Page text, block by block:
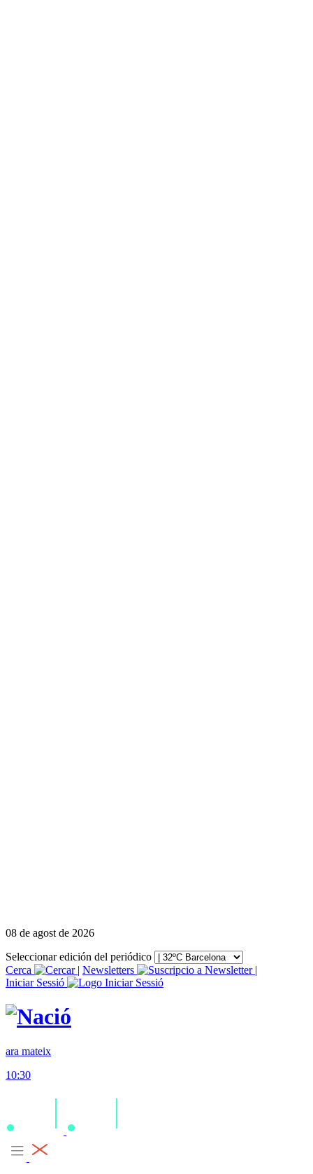
08 de agost de 2026
Seleccionar edición del periódico
Cerca
| Newsletters
|
Iniciar Sessió
ara mateix
10:30